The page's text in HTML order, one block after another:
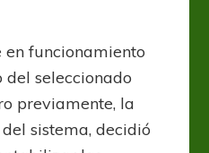
en funcionamiento
del seleccionado
previamente, la
sistema, decidió